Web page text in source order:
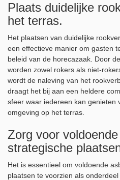
Plaats duidelijke
het terras.
Het plaatsen van duidelijke
een effectieve manier om gasten
beleid van de horecazaak. Door
worden zowel rokers als niet-
wordt de naleving van het
draagt het bij aan een heldere
sfeer waar iedereen kan genieten
omgeving op het terras.
Zorg voor
strategische
Het is essentieel om voldoende
plaatsen te voorzien als